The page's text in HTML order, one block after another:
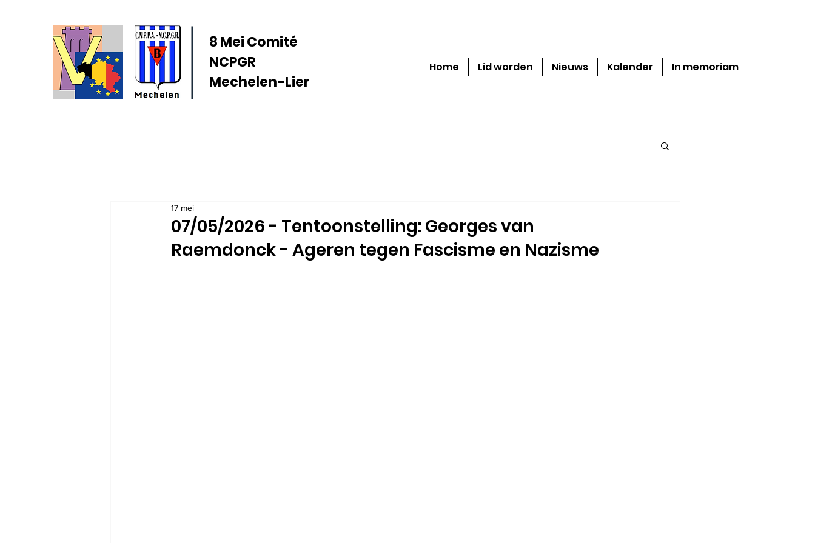
8 Mei Comité
NCPGR
Mechelen-Lier
Home Lid worden Nieuws Kalender In memoriam
07/05/2026 - Tentoonstelling: Georges van
Raemdonck - Ageren tegen Fascisme en Nazisme
17 mei